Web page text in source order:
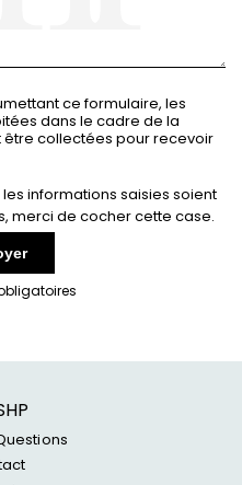
ce formulaire, les
dans le cadre de la
collectées pour recevoir
informations saisies soient
merci de cocher cette case.